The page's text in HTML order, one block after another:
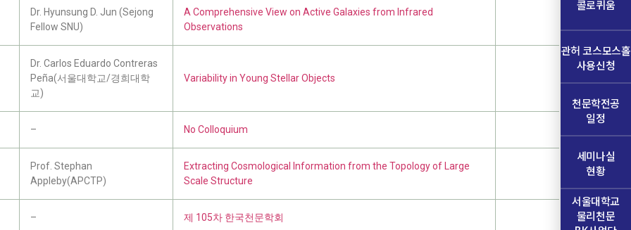
Dr. Hyunsung D. Jun (Sejong
Fellow SNU)
A Comprehensive View on Active Galaxies from Infrared
Observations
Dr. Carlos Eduardo Contreras
Peña(서울대학교/경희대학
교)
Variability in Young Stellar Objects
– No Colloquium
Prof. Stephan
Appleby(APCTP)
Extracting Cosmological Information from the Topology of Large
Scale Structure
– 제 105차 한국천문학회
콜로퀴움
관허 코스모스홀
사용신청
천문학전공
일정
세미나실
현황
서울대학교
물리천문